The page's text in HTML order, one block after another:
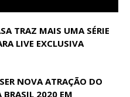
TRAZ MAIS UMA SÉRIE
LIVE EXCLUSIVA
NOVA ATRAÇÃO DO
BRASIL 2020 EM